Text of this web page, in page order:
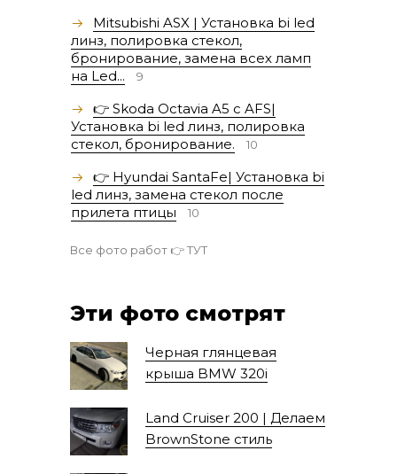
Mitsubishi ASX | Установка bi led
линз, полировка стекол,
бронирование, замена всех ламп
на Led...
9
👉 Skoda Octavia A5 с AFS|
Установка bi led линз, полировка
стекол, бронирование.
10
👉 Hyundai SantaFe| Установка bi
led линз, замена стекол после
прилета птицы
10
Все фото работ 👉ТУТ
Эти фото смотрят
Черная глянцевая
крыша BMW 320i
Land Cruiser 200 | Делаем
BrownStone стиль